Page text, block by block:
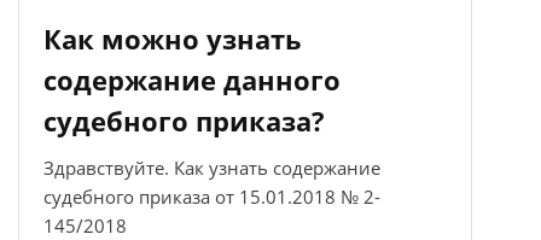
Как можно узнать
содержание данного
судебного приказа?
Здравствуйте. Как узнать содержание
судебного приказа от 15.01.2018 № 2-
145/2018